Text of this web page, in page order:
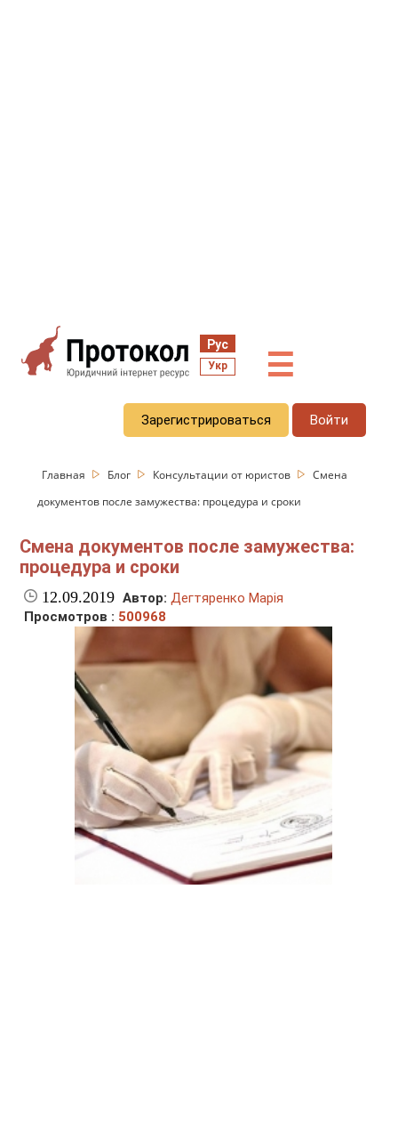
Рус
Укр ☰
Зарегистрироваться Войти
Главная Блог Консультации от юристов
Смена
документов после замужества: процедура и сроки
Смена документов после замужества:
процедура и сроки
12.09.2019 Автор: Дегтяренко Марія
Просмотров : 500968